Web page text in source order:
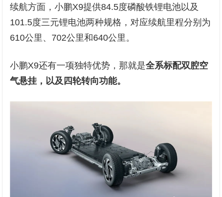
续航方面，小鹏X9提供84.5度磷酸铁锂电池以及
101.5度三元锂电池两种规格，对应续航里程分别为
610公里、702公里和640公里。
小鹏X9还有一项独特优势，那就是全系标配双腔空
气悬挂，以及四轮转向功能。